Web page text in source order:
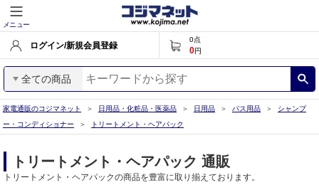
メニュー
ログイン/新規会員登録
0点
0円
全ての商品
家電通販のコジマネット 日用品・化粧品・医薬品 日用品 バス用品
シャンプ
ー・コンディショナー
トリートメント・ヘアパック
トリートメント・ヘアパック 通販
トリートメント・ヘアパックの商品を豊富に取り揃えております。